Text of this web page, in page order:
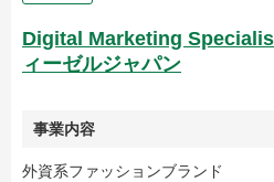
Digital Marketing
ィーゼルジャパン
事業内容
外資系ファッションブランド